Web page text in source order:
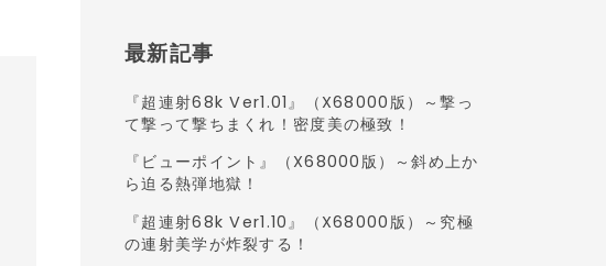
最新記事
『超連射68k Ver1.01』（X68000版）～撃っ
て撃って撃ちまくれ！密度美の極致！
『ビューポイント』（X68000版）～斜め上か
ら迫る熱弾地獄！
『超連射68k Ver1.10』（X68000版）～究極
の連射美学が炸裂する！